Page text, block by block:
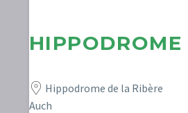
Hippodrome de la Ribère
Auch